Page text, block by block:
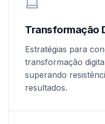
Transformação
Estratégias para
transformação
superando
resultados.